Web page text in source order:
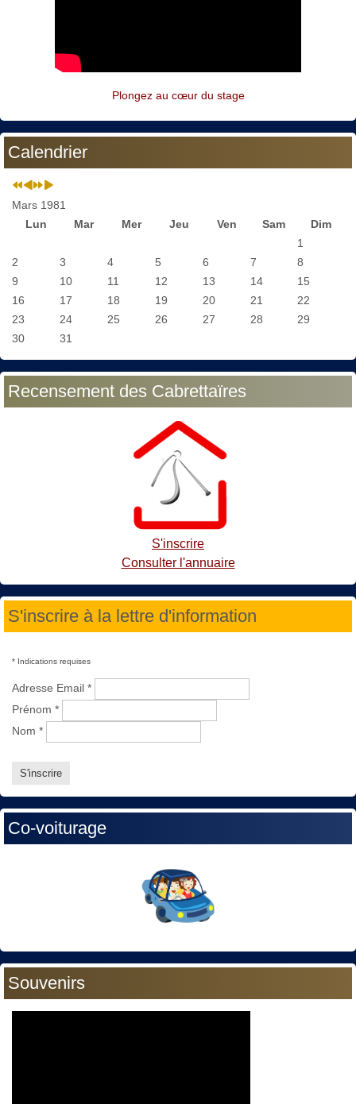
Plongez au cœur du stage
Calendrier
Mars 1981
Lun
Mar Mer Jeu Ven Sam
Dim
1
2
3 4 5 6 7
8
9
10 11 12 13 14
15
16
17 18 19 20 21
22
23
24 25 26 27 28
29
30
31
Recensement des Cabrettaïres
S'inscrire
Consulter l'annuaire
S'inscrire à la lettre d'information
* Indications requises
Adresse Email *
Prénom *
Nom *
Co-voiturage
Souvenirs